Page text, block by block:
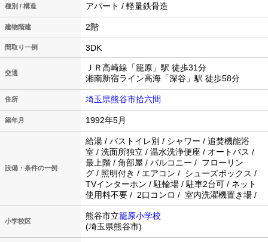
種別 / 構造 アパート / 軽量鉄骨造
建物階建 2階
間取り一例 3DK
交通
ＪＲ高崎線「籠原」駅 徒歩31分
湘南新宿ライン高海「深谷」駅 徒歩58分
住所 埼玉県熊谷市拾六間
築年月 1992年5月
設備・条件の一例
給湯 / バストイレ別 / シャワー / 追焚機能浴
室 / 洗面所独立 / 温水洗浄便座 / オートバス /
最上階 / 角部屋 / バルコニー / フローリン
グ / 照明付き / エアコン / シューズボックス /
TVインターホン / 駐輪場 / 駐車2台可 / ネット
使用料不要 / 2口コンロ / 室内洗濯機置き場 /
小学校区
熊谷市立籠原小学校
(埼玉県熊谷市)